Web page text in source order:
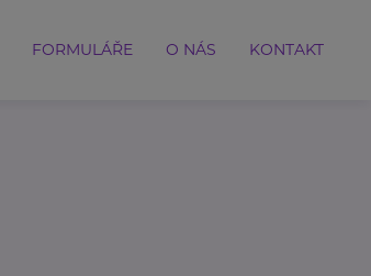
FORMULÁŘE O NÁS KONTAKT